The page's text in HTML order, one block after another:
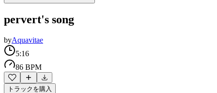
pervert's song
byAquavitae
5:16
86 BPM
トラックを購入